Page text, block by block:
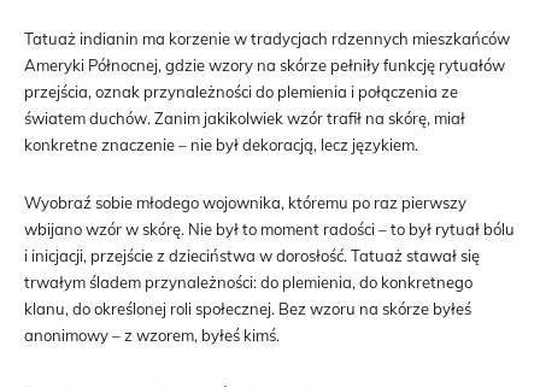
Tatuaż indianin ma korzenie w tradycjach rdzennych mieszkańców
Ameryki Północnej, gdzie wzory na skórze pełniły funkcję rytuałów
przejścia, oznak przynależności do plemienia i połączenia ze
światem duchów. Zanim jakikolwiek wzór trafił na skórę, miał
konkretne znaczenie – nie był dekoracją, lecz językiem.
Wyobraź sobie młodego wojownika, któremu po raz pierwszy
wbijano wzór w skórę. Nie był to moment radości – to był rytuał bólu
i inicjacji, przejście z dzieciństwa w dorosłość. Tatuaż stawał się
trwałym śladem przynależności: do plemienia, do konkretnego
klanu, do określonej roli społecznej. Bez wzoru na skórze byłeś
anonimowy – z wzorem, byłeś kimś.